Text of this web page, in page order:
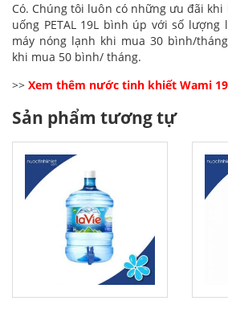
Có. Chúng tôi luôn có những ưu đãi
uống PETAL 19L bình úp với số
máy nóng lạnh khi mua 30 bình/
khi mua 50 bình/ tháng.
>> Xem thêm nước tinh khiết Wami
Sản phẩm tương tự